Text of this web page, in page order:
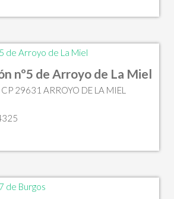
nº5 de Arroyo de La Miel
29631 ARROYO DE LA MIEL